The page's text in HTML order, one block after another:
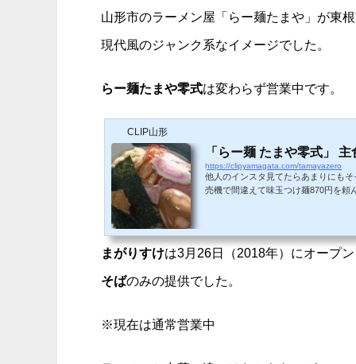
山形市のラーメン屋「らー麺たまや」が東
現代風のジャンク系なイメージでした。
らー麺たまや零式は変わらず営業中です。
CLIP山形
「らー麺 たまや零式」
https://clipyamagata.com/tamayazero
他人のインスタ見てたらあまりにも
売機で間違えて味玉つけ麺870円を頼
まがりすけは3月26日（2018年）にオープ
そばのみの提供でした。
※現在は通常営業中